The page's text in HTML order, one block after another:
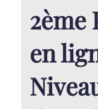
2ème
en